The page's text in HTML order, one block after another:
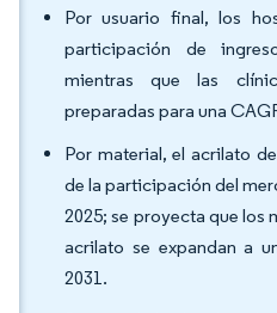
Por usuario final, los
participación de
mientras que las
preparadas para una
Por material, el acrilato
de la participación del
2025; se proyecta que los
acrilato se expandan a
2031.